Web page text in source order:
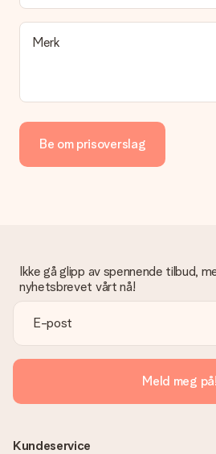
Merk
Be om prisoverslag
Ikke gå glipp av spennende tilbud,
nyhetsbrevet vårt nå!
Meld meg på!
Kundeservice